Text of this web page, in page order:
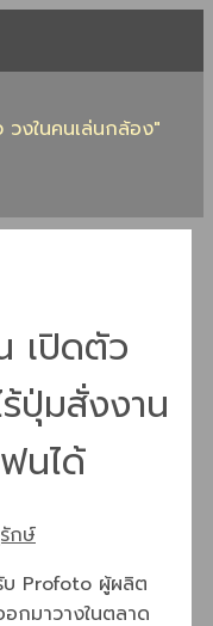
งในคนเล่นกล้อง"
เปิดตัว
ปุ่มสั่งงาน
นได้
กษ์
บ Profoto ผู้ผลิต
กมาวางในตลาด